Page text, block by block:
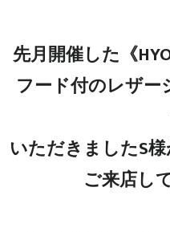
先月開催した《
フード付のレザ
いただきましたS
ご来店し